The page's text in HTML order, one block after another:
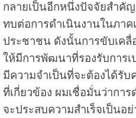
กลายเป็นอีกหนึ่งปัจจัยสำคั
ทบต่อการดำเนินงานในภา
ประชาชน ดังนั้นการขับเคลื่
ให้มีการพัฒนาที่รองรับการ
มีความจำเป็นที่จะต้องได้รั
ที่เกี่ยวข้อง ผมเชื่อมั่นว่ากา
จะประสบความสำเร็จเป็นอ